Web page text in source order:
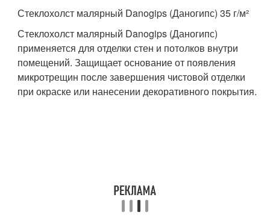
Стеклохолст малярный Danogips (Даногипс) 35 г/м²
Стеклохолст малярный Danogips (Даногипс)
применяется для отделки стен и потолков внутри
помещений. Защищает основание от появления
микротрещин после завершения чистовой отделки
при окраске или нанесении декоративного покрытия.